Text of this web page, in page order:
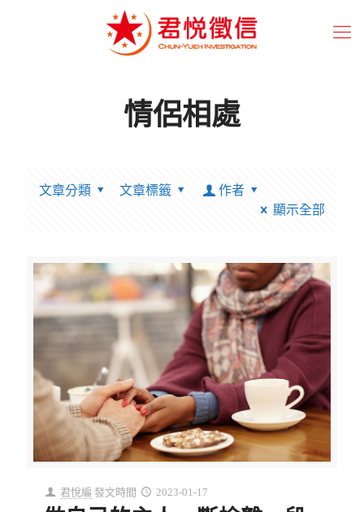
情侶相處
文章分類 文章標籤
作者
顯示全部
君悅編 發文時間 2023-01-17